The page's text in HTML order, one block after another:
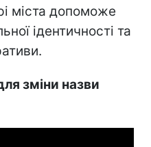
міста допоможе
ідентичності та
зміни назви